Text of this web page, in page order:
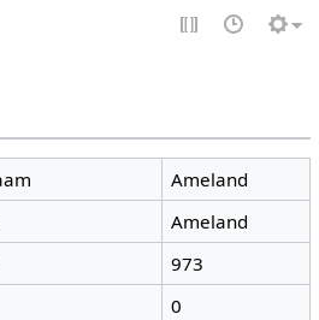
Ameland
Ameland
973
0